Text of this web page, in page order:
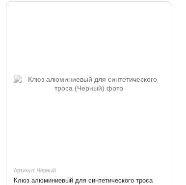
Артикул: Черный
Клюз алюминиевый для синтетического троса